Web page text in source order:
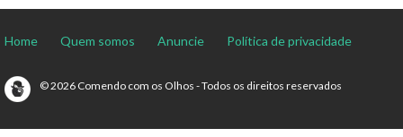
Home Quem somos Anuncie Política de privacidade
© 2026 Comendo com os Olhos - Todos os direitos reservados